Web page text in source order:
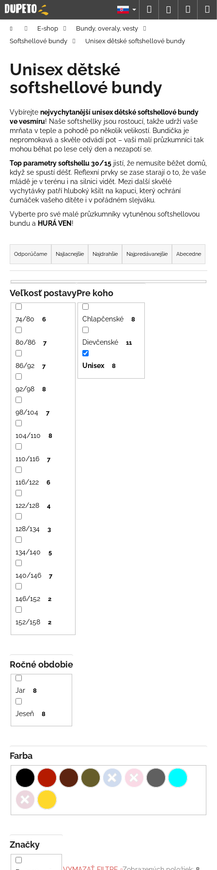
Prejsť
na
obsah
Hľadať
DomovE-shop
Bundy, overaly, vesty
Softshellové bundy
Unisex dětské softshellové bundy
Unisex dětské
softshellové bundy
Vybírejte nejvychytanější unisex dětské softshellové bundy
ve vesmíru! Naše softshellky jsou rostoucí, takže udrží vaše
mrňata v teple a pohodě po několik velikostí. Bundička je
nepromokavá a skvěle odvádí pot – vaši malí průzkumníci tak
mohou běhat po lese celý den a nezapotí se.
Top parametry softshellu 30/15 jistí, že nemusíte běžet domů,
když se spustí déšť. Reflexní prvky se zase starají o to, že vaše
mládě je v terénu i na silnici vidět. Mezi další skvělé
vychytávky patří hluboký kšilt na kapuci, který ochrání
čumáček vašeho dítěte i v pořádném slejváku.
Vyberte pro své malé průzkumníky vytuněnou softshellovou
bundu a HURÁ VEN!
R
a
d
e
n
i
e
p
o
d
u
o
Odporúčame Najlacnejšie Najdrahšie Najpredávanejšie Abecedne
Značky
Farba
Pre koho
Chlapčenské 8
Dievčenské 11
Unisex 8
Ročné obdobie
Jar 8
Jeseň 8
Veľkosť postavy
74/80 6
80/86 7
86/92 7
92/98 8
98/104 7
104/110 8
110/116 7
116/122 6
122/128 4
128/134 3
134/140 5
140/146 7
146/152 2
152/158 2
K
o
o
p
o
r
e
b
u
j
e
t
e
n
á
j
s
ť
?
HĽADAŤ
O
d
p
m
LETNÉ
NOHAVICE
TYRKYSOVÉ
KORÁLKY
€29